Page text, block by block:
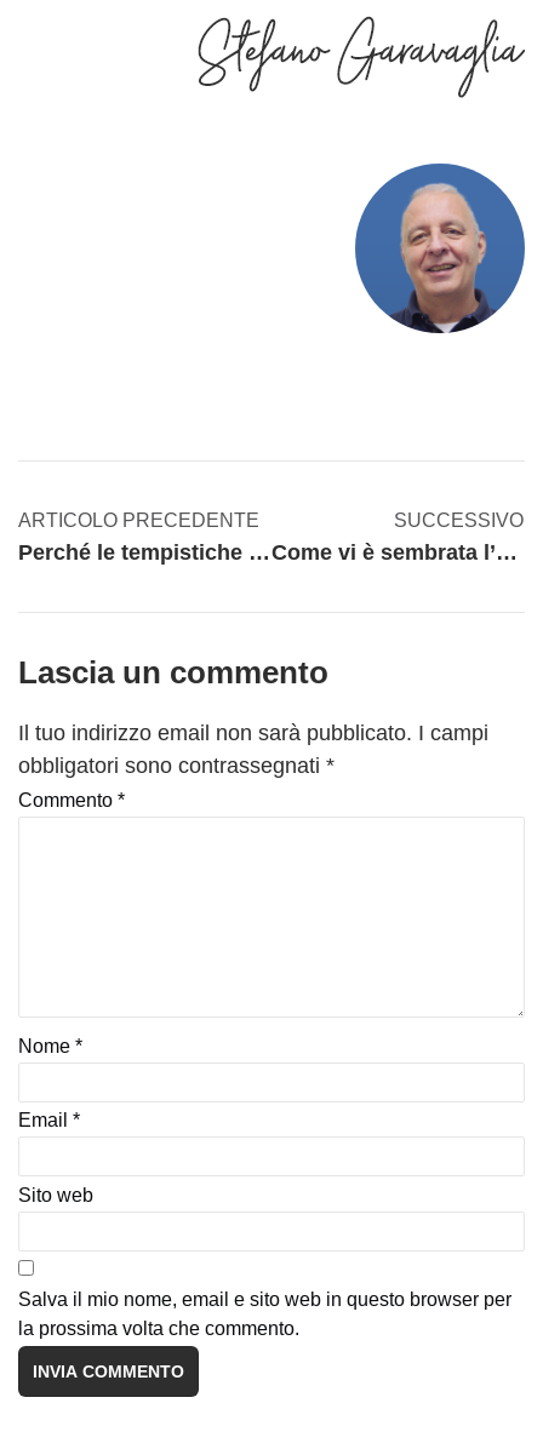
ARTICOLO PRECEDENTE
Perché le tempistiche di consegna sono sempre più strette?
SUCCESSIVO
Come vi è sembrata l’ultima BI-MU? Qualche considerazione personale
Lascia un commento
Il tuo indirizzo email non sarà pubblicato. I campi
obbligatori sono contrassegnati *
Commento *
Nome *
Email *
Sito web
Salva il mio nome, email e sito web in questo browser per
la prossima volta che commento.